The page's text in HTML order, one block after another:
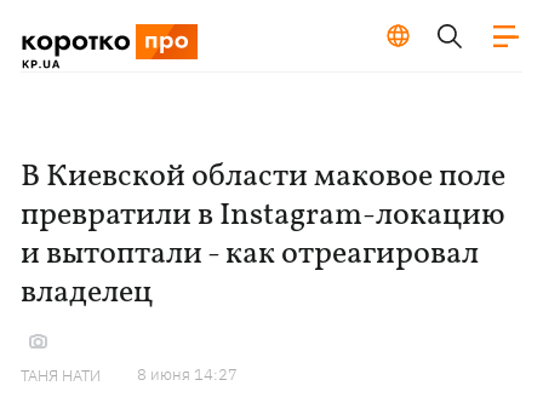
В Киевской области маковое поле
превратили в Instagram-локацию
и вытоптали - как отреагировал
владелец
ТАНЯ НАТИ 8 июня 14:27